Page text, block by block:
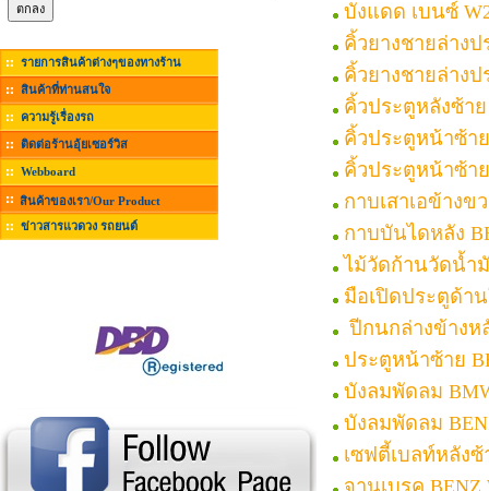
รายการสินค้าต่างๆของทางร้าน
สินค้าที่ท่านสนใจ
ความรู้เรื่องรถ
ติดต่อร้านอุ้ยเซอร์วิส
Webboard
สินค้าของเรา/Our Product
ข่าวสารแวดวง รถยนต์
บังแดด เบนซ์
คิ้วยางชายล่างป
คิ้วยางชายล่างป
คิ้วประตูหลังซ้าย
คิ้วประตูหน้าซ้าย
คิ้วประตูหน้าซ้าย
กาบเสาเอข้างข
กาบบันไดหลัง
ไม้วัดก้านวัดน้ำมั
มือเปิดประตูด้าน
ปีกนกล่างข้างห
ประตูหน้าซ้าย
บังลมพัดลม
บังลมพัดลม
เซฟตี้เบลท์หลังซ้
จานเบรค BENZ